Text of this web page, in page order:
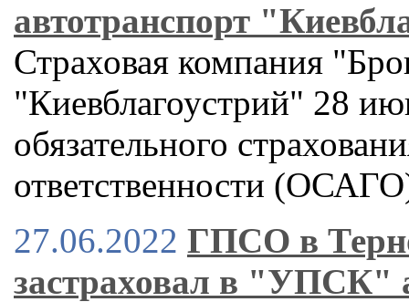
автотранспорт
Страховая компания
"Киевблагоустрий" 28
обязательного
ответственности
27.06.2022 ГПСО в
застраховал в "УПСК"